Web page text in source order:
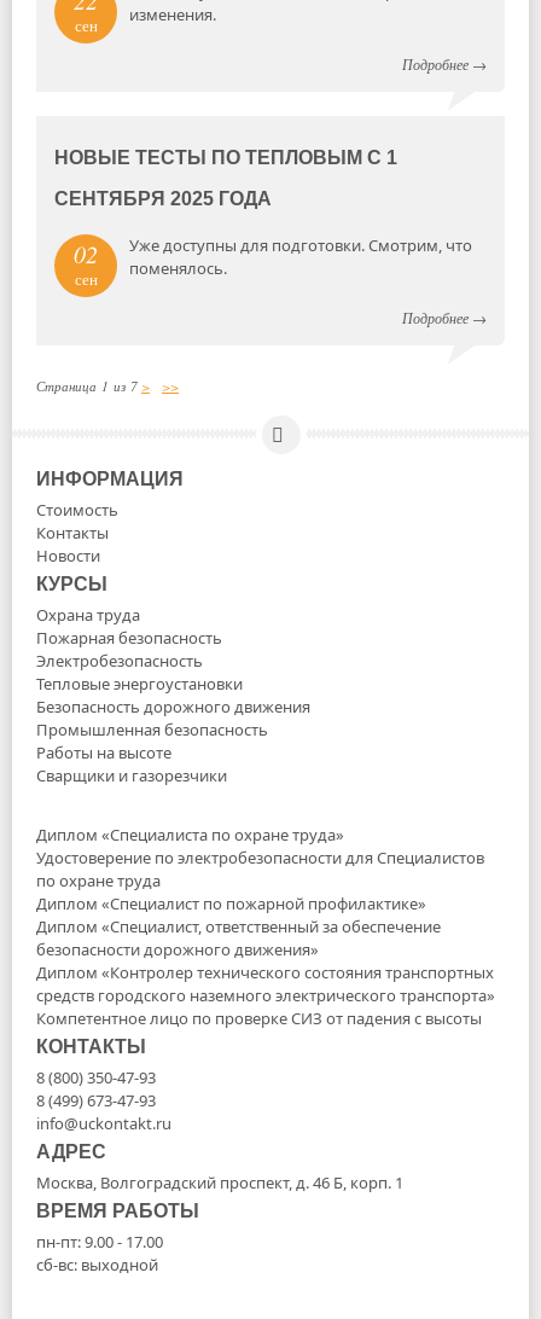
сен
изменения.
Подробнее →
НОВЫЕ ТЕСТЫ ПО ТЕПЛОВЫМ С 1
СЕНТЯБРЯ 2025 ГОДА
02
сен
Уже доступны для подготовки. Смотрим, что
поменялось.
Подробнее →
Страница 1 из 7 > >>
ИНФОРМАЦИЯ
Стоимость
Контакты
Новости
КУРСЫ
Охрана труда
Пожарная безопасность
Электробезопасность
Тепловые энергоустановки
Безопасность дорожного движения
Промышленная безопасность
Работы на высоте
Сварщики и газорезчики
Диплом «Специалиста по охране труда»
Удостоверение по электробезопасности для Специалистов
по охране труда
Диплом «Специалист по пожарной профилактике»
Диплом «Специалист, ответственный за обеспечение
безопасности дорожного движения»
Диплом «Контролер технического состояния транспортных
средств городского наземного электрического транспорта»
Компетентное лицо по проверке СИЗ от падения с высоты
КОНТАКТЫ
8 (800) 350-47-93
8 (499) 673-47-93
info@uckontakt.ru
АДРЕС
Москва, Волгоградский проспект, д. 46 Б, корп. 1
ВРЕМЯ РАБОТЫ
пн-пт: 9.00 - 17.00
сб-вс: выходной